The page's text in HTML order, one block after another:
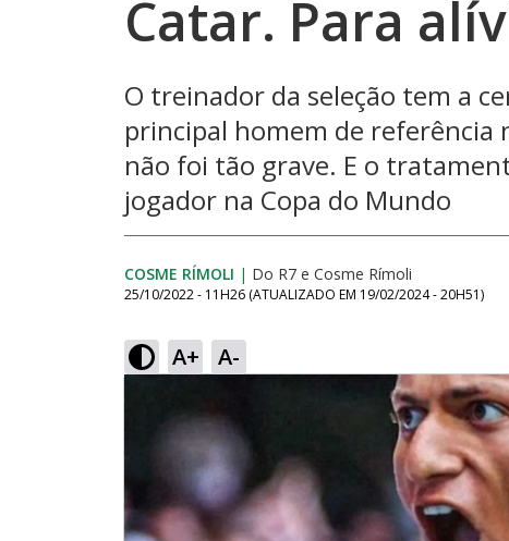
Catar. Para
O treinador da seleção tem a
principal homem de
não foi tão grave. E o
jogador na Copa do Mundo
COSME RÍMOLI | Do R7 e Cosme Rímoli
25/10/2022 - 11H26 (ATUALIZADO EM 19/02/2024 - 20H51)
A+ A-